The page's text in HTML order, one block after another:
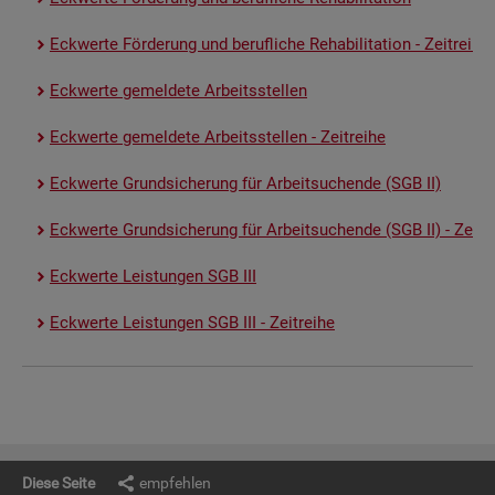
Eck­wer­te För­de­rung und be­ruf­li­che Re­ha­bi­li­ta­ti­on - Zeit­rei­he
Eck­wer­te ge­mel­de­te Ar­beits­stel­len
Eck­wer­te ge­mel­de­te Ar­beits­stel­len - Zeit­rei­he
Eck­wer­te Grund­si­che­rung für Ar­beit­su­chen­de (SGB II)
Eck­wer­te Grund­si­che­rung für Ar­beit­su­chen­de (SGB II) -
Eck­wer­te Leis­tun­gen SGB III
Eck­wer­te Leis­tun­gen SGB III - Zeit­rei­he
Diese Seite empfehlen